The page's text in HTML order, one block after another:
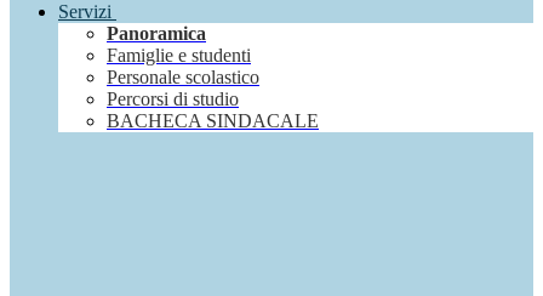
Servizi
Panoramica
Famiglie e studenti
Personale scolastico
Percorsi di studio
BACHECA SINDACALE